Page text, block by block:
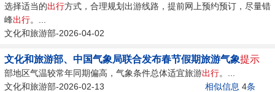
选择适当的出行方式，合理规划出游线路，提前网上预约预订，尽量错
峰出行。...
文化和旅游部-2026-04-02
文化和旅游部、中国气象局联合发布春节假期旅游气象提示
部地区气温较常年同期偏高，气象条件总体适宜旅游出行。...
文化和旅游部-2026-02-13
相似信息 4条